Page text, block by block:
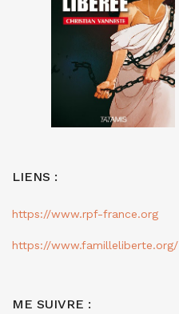
LIENS :
https://www.rpf-france.org
https://www.familleliberte.org/
ME SUIVRE :